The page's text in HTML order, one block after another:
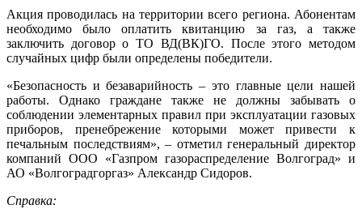
Акция проводилась на территории всего региона. Абонентам
необходимо было оплатить квитанцию за газ, а также
заключить договор о ТО ВД(ВК)ГО. После этого методом
случайных цифр были определены победители.
«Безопасность и безаварийность – это главные цели нашей
работы. Однако граждане также не должны забывать о
соблюдении элементарных правил при эксплуатации газовых
приборов, пренебрежение которыми может привести к
печальным последствиям», – отметил генеральный директор
компаний ООО «Газпром газораспределение Волгоград» и
АО «Волгоградгоргаз» Александр Сидоров.
Справка: